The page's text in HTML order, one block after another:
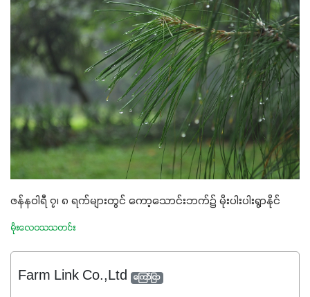
ဇန်နဝါရီ ၇၊ ၈ ရက်များတွင် ကော့သောင်းဘက်၌ မိုးပါးပါးရွာနိုင်
မိုးလေဝသသတင်း
Farm Link Co.,Ltd ကြော်ငြာ